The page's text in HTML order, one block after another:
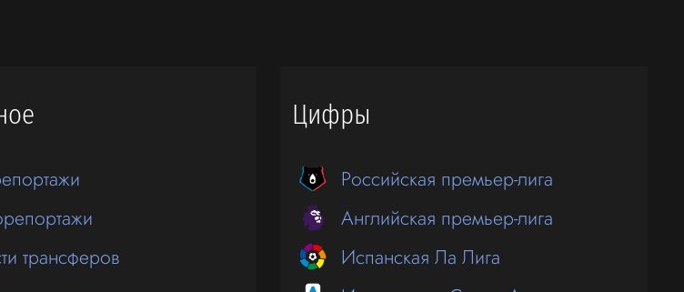
трансферов
Цифры
Российская премьер-лига
Английская премьер-лига
Испанская Ла Лига